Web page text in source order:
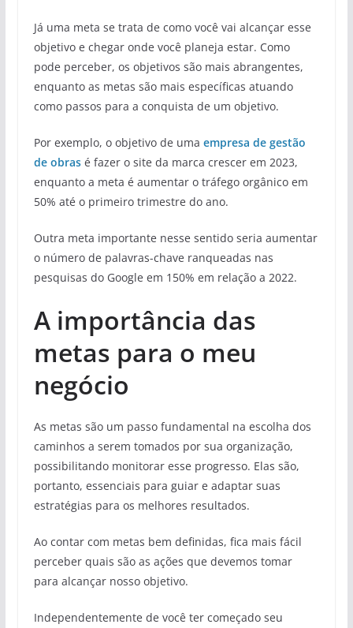
Já uma meta se trata de como você vai alcançar esse
objetivo e chegar onde você planeja estar. Como
pode perceber, os objetivos são mais abrangentes,
enquanto as metas são mais específicas atuando
como passos para a conquista de um objetivo.
Por exemplo, o objetivo de uma empresa de gestão
de obrasé fazer o site da marca crescer em 2023,
enquanto a meta é aumentar o tráfego orgânico em
50% até o primeiro trimestre do ano.
Outra meta importante nesse sentido seria aumentar
o número de palavras-chave ranqueadas nas
pesquisas do Google em 150% em relação a 2022.
A importância das
metas para o meu
negócio
As metas são um passo fundamental na escolha dos
caminhos a serem tomados por sua organização,
possibilitando monitorar esse progresso. Elas são,
portanto, essenciais para guiar e adaptar suas
estratégias para os melhores resultados.
Ao contar com metas bem definidas, fica mais fácil
perceber quais são as ações que devemos tomar
para alcançar nosso objetivo.
Independentemente de você ter começado seu